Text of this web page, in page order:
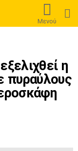
Μενού
η
πυραύλους